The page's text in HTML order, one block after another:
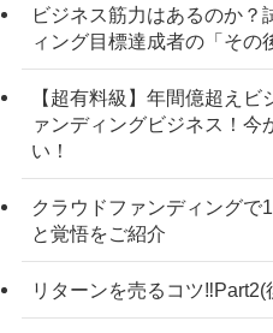
ビジネス筋力はあるのか？
ィング目標達成者の「その
【超有料級】年間億超え
ァンディングビジネス！今
い！
クラウドファンディングで
と覚悟をご紹介
リターンを売るコツ‼️Part2(